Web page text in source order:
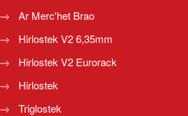
Ar Merc'het Brao
Hirlostek V2 6,35mm
Hirlostek V2 Eurorack
Hirlostek
Triglostek